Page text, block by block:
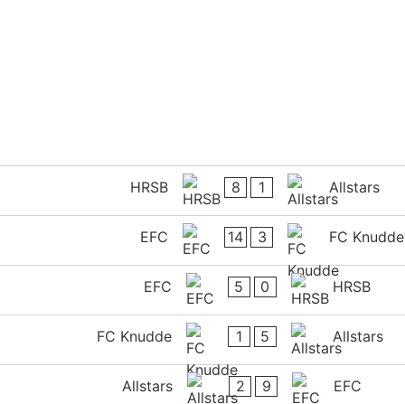
HRSB 8 1 Allstars
EFC 14 3 FC Knudde
EFC 5 0 HRSB
FC Knudde 1 5 Allstars
Allstars 2 9 EFC